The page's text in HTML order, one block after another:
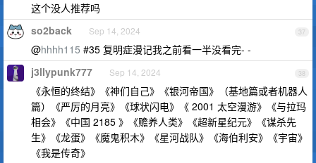
这个没人推荐吗
37
so2back Sep 14, 2024
@hhhh115 #35 复明症漫记我之前看一半没看完- -
38
j3llypunk777 Sep 14, 2024
《永恒的终结》《神们自己》《银河帝国》（基地篇或者机器人
篇）《严厉的月亮》《球状闪电》《 2001 太空漫游》《与拉玛
相会》《中国 2185 》《赡养人类》《超新星纪元》《谋杀先
生》《龙蛋》《魔鬼积木》《星河战队》《海伯利安》《宇宙》
《我是传奇》